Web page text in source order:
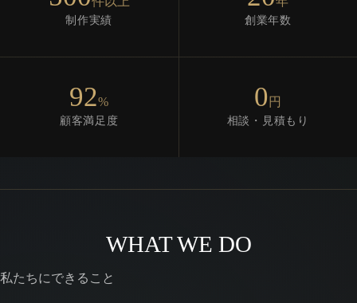
制作実績 創業年数
92%
顧客満足度
0 円
相談・見積もり
WHAT WE DO
私たちにできること